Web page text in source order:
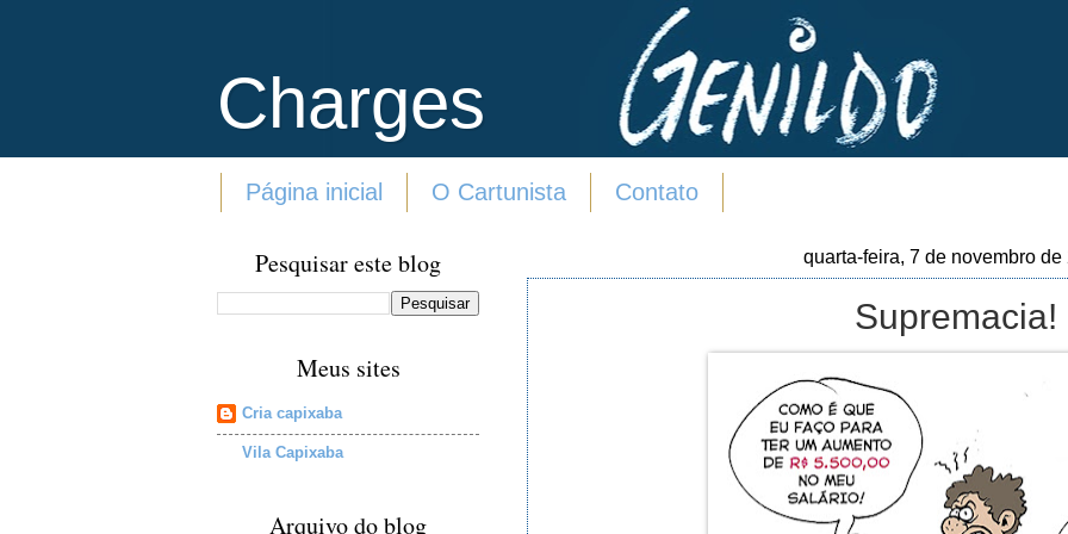
Charges
Página inicial O Cartunista Contato
quarta-feira, 7 de novembro de
Supremacia!
Pesquisar este blog
Meus sites
Cria capixaba
Vila Capixaba
Arquivo do blog